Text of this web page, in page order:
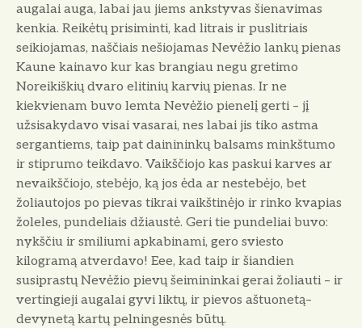
augalai auga, labai jau jiems ankstyvas šienavimas
kenkia. Reikėtų prisiminti, kad litrais ir puslitriais
seikiojamas, naščiais nešiojamas Nevėžio lankų pienas
Kaune kainavo kur kas brangiau negu gretimo
Noreikiškių dvaro elitinių karvių pienas. Ir ne
kiekvienam buvo lemta Nevėžio pienelį gerti – jį
užsisakydavo visai vasarai, nes labai jis tiko astma
sergantiems, taip pat dainininkų balsams minkštumo
ir stiprumo teikdavo. Vaikščiojo kas paskui karves ar
nevaikščiojo, stebėjo, ką jos ėda ar nestebėjo, bet
žoliautojos po pievas tikrai vaikštinėjo ir rinko kvapias
žoleles, pundeliais džiaustė. Geri tie pundeliai buvo:
nykščiu ir smiliumi apkabinami, gero sviesto
kilogramą atverdavo! Eee, kad taip ir šiandien
susiprastų Nevėžio pievų šeimininkai gerai žoliauti – ir
vertingieji augalai gyvi liktų, ir pievos aštuonetą–
devynetą kartų pelningesnės būtų.